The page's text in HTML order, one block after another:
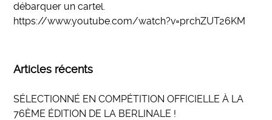
débarquer un cartel.
https://www.youtube.com/watch?v=prchZUT26KM
Articles récents
SÉLECTIONNÉ EN COMPÉTITION OFFICIELLE À LA
76ÈME ÉDITION DE LA BERLINALE !